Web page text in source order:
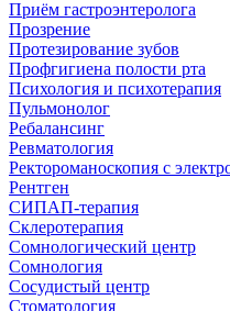
Приём гастроэнтеролога
Прозрение
Протезирование зубов
Профгигиена полости рта
Психология и психотерапия
Пульмонолог
Ребалансинг
Ревматология
Ректороманоскопия с
Рентген
СИПАП-терапия
Склеротерапия
Сомнологический центр
Сомнология
Сосудистый центр
Стоматология